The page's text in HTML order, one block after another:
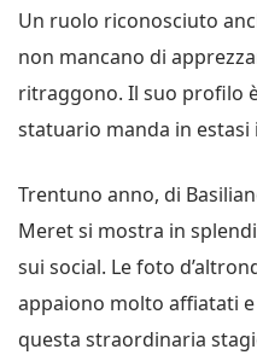
Un ruolo riconosciuto
non mancano di
ritraggono. Il suo profilo
statuario manda in estasi
Trentuno anno, di
Meret si mostra in
sui social. Le foto
appaiono molto affiatati
questa straordinaria